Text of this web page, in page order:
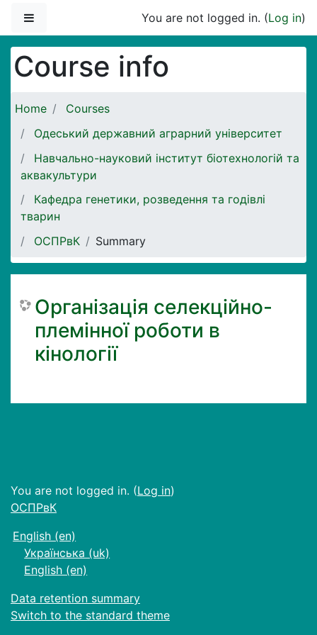
You are not logged in. (Log in)
Course info
Home
Courses
Одеський державний аграрний університет
Навчально-науковий інститут біотехнологій та
аквакультури
Кафедра генетики, розведення та годівлі
тварин
ОСПРвК
Summary
Організація селекційно-
племінної роботи в
кінології
You are not logged in. (Log in)
ОСПРвК
English ‎(en)‎
Українська ‎(uk)‎
English ‎(en)‎
Data retention summary
Switch to the standard theme